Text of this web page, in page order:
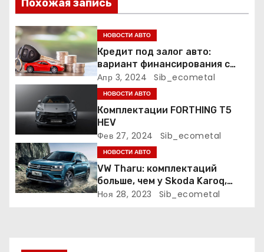
о
з
а
п
и
с
я
м
Похожая запись
НОВОСТИ АВТО
Кредит под залог авто:
вариант финансирования с
меньшими рисками
Апр 3, 2024 Sib_ecometal
НОВОСТИ АВТО
Комплектации FORTHING T5
HEV
Фев 27, 2024 Sib_ecometal
НОВОСТИ АВТО
VW Tharu: комплектаций
больше, чем у Skoda Karoq,
цены – выше. Оба кросса
Ноя 28, 2023 Sib_ecometal